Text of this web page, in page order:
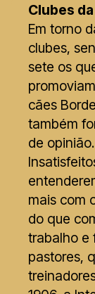
Clubes
Em torno
clubes,
sete os
cães
também
de opinião.
mais com
do que
trabalho e
pastores,